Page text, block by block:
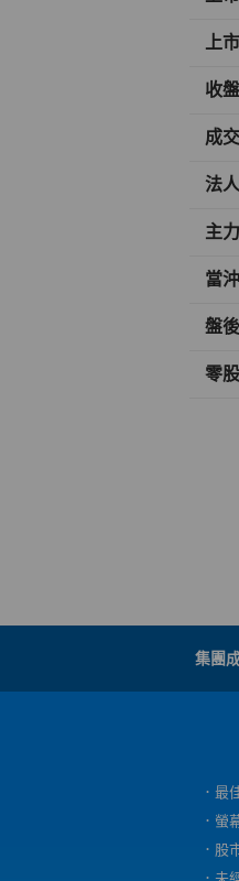
上
收
成
法
主
當
盤
零
集團
．最
．螢
．股